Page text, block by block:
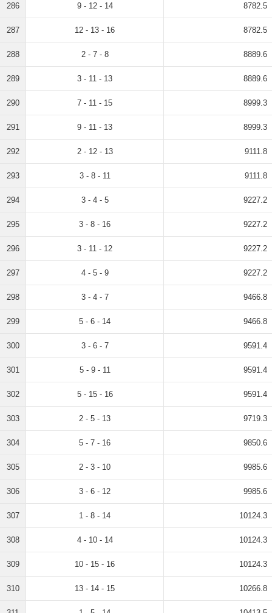
286 9 - 12 - 14 8782.5
287 12 - 13 - 16 8782.5
288 2 - 7 - 8 8889.6
289 3 - 11 - 13 8889.6
290 7 - 11 - 15 8999.3
291 9 - 11 - 13 8999.3
292 2 - 12 - 13 9111.8
293 3 - 8 - 11 9111.8
294 3 - 4 - 5 9227.2
295 3 - 8 - 16 9227.2
296 3 - 11 - 12 9227.2
297 4 - 5 - 9 9227.2
298 3 - 4 - 7 9466.8
299 5 - 6 - 14 9466.8
300 3 - 6 - 7 9591.4
301 5 - 9 - 11 9591.4
302 5 - 15 - 16 9591.4
303 2 - 5 - 13 9719.3
304 5 - 7 - 16 9850.6
305 2 - 3 - 10 9985.6
306 3 - 6 - 12 9985.6
307 1 - 8 - 14 10124.3
308 4 - 10 - 14 10124.3
309 10 - 15 - 16 10124.3
310 13 - 14 - 15 10266.8